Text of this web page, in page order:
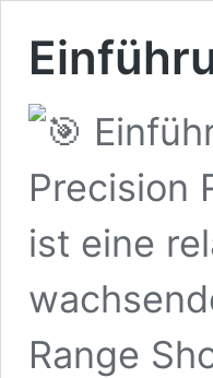
Precision
ist eine
Range